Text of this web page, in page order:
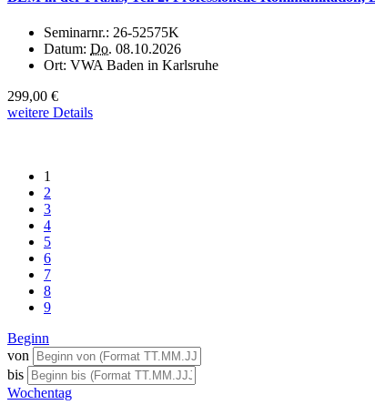
Seminarnr.: 26-52575K
Datum: Do. 08.10.2026
Ort: VWA Baden in Karlsruhe
299,00 €
weitere Details
1
2
3
4
5
6
7
8
9
Beginn
von
bis
Wochentag